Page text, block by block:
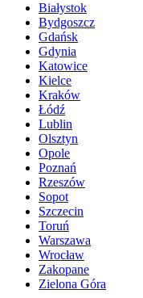
Białystok
Bydgoszcz
Gdańsk
Gdynia
Katowice
Kielce
Kraków
Łódź
Lublin
Olsztyn
Opole
Poznań
Rzeszów
Sopot
Szczecin
Toruń
Warszawa
Wrocław
Zakopane
Zielona Góra